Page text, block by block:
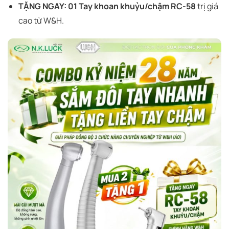
TẶNG NGAY: 01 Tay khoan khuỷu/chậm RC-58trị giá
cao từ W&H.